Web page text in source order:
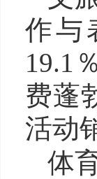
作与
19.1
费蓬
活动
体